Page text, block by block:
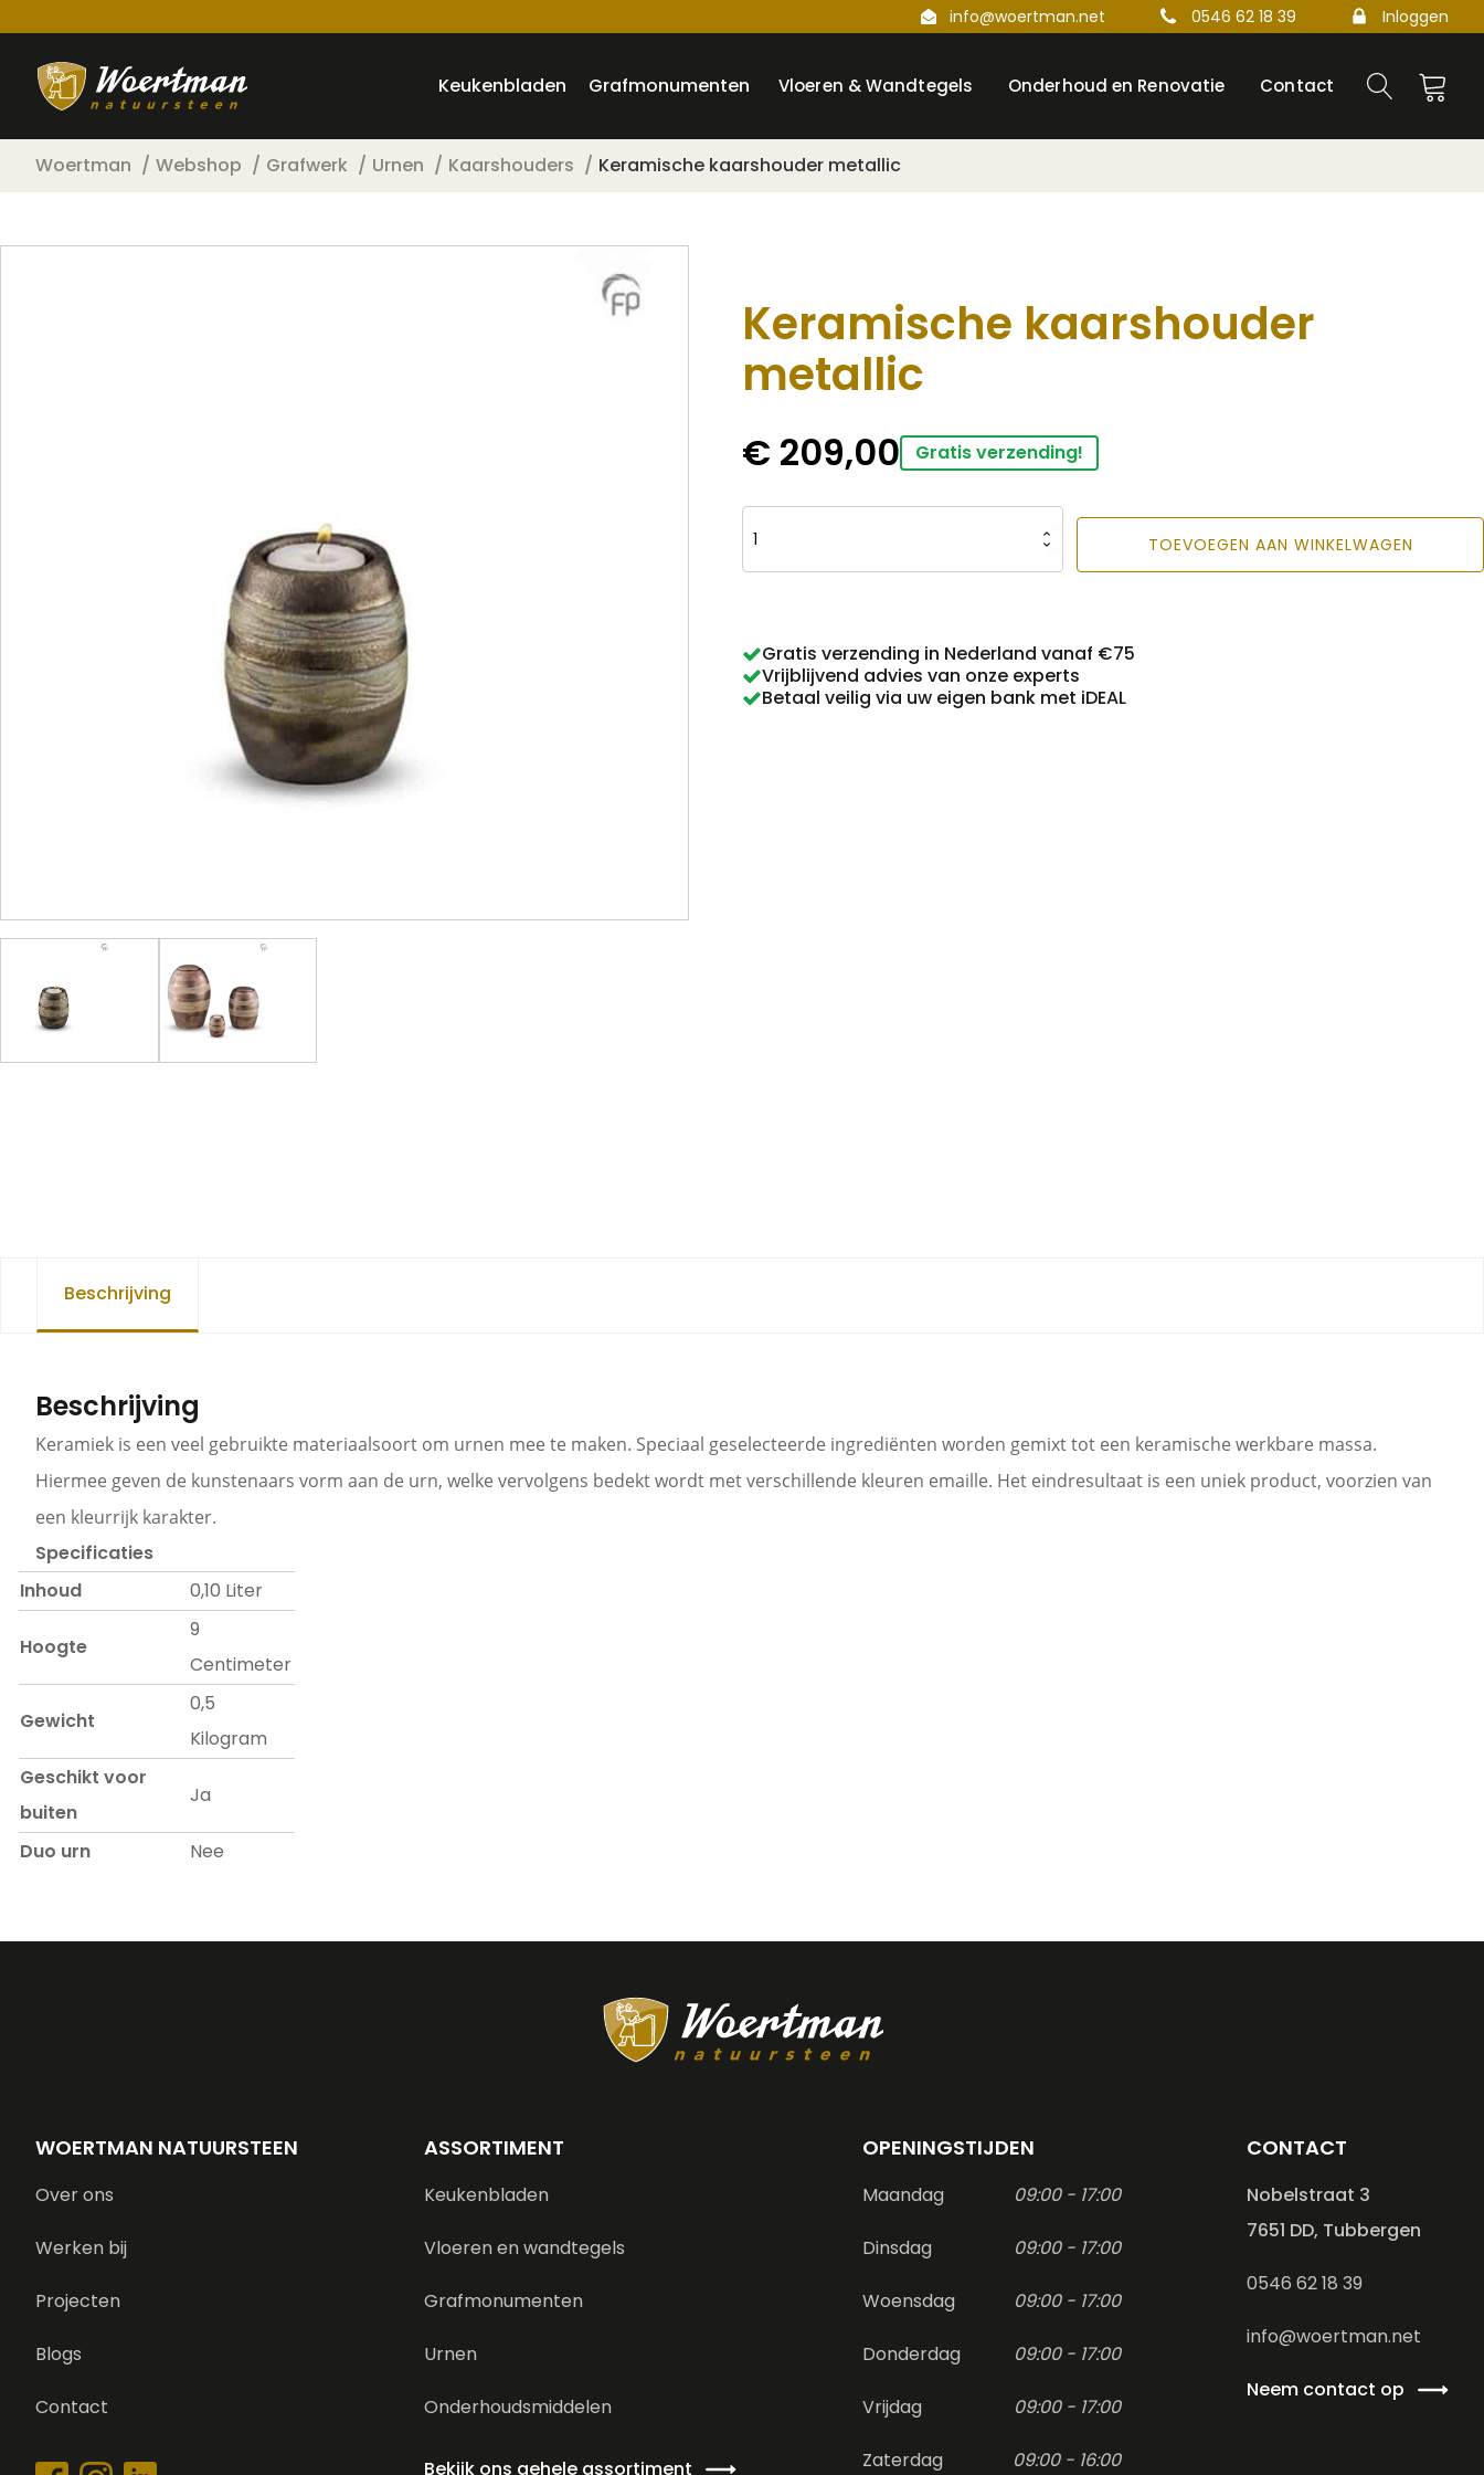
info@woertman.net 0546 62 18 39 Inloggen
Keukenbladen Grafmonumenten Vloeren & Wandtegels Onderhoud en Renovatie Contact
Woertman Webshop Grafwerk Urnen Kaarshouders Keramische kaarshouder metallic
Keramische kaarshouder
metallic
€ 209,00 Gratis verzending!
Keramische
kaarshouder
TOEVOEGEN AAN WINKELWAGEN
Gratis verzending in Nederland vanaf €75
Vrijblijvend advies van onze experts
Betaal veilig via uw eigen bank met iDEAL
Beschrijving
Beschrijving
Keramiek is een veel gebruikte materiaalsoort om urnen mee te maken. Speciaal geselecteerde ingrediënten worden gemixt tot een keramische werkbare massa.
Hiermee geven de kunstenaars vorm aan de urn, welke vervolgens bedekt wordt met verschillende kleuren emaille. Het eindresultaat is een uniek product, voorzien van
een kleurrijk karakter.
Specificaties
Inhoud
0,10 Liter
Hoogte
9
Centimeter
Gewicht
0,5
Kilogram
Geschikt voor
buiten
Ja
Duo urn Nee
WOERTMAN NATUURSTEEN
Over ons
Werken bij
Projecten
Blogs
Contact
ASSORTIMENT
Keukenbladen
Vloeren en wandtegels
Grafmonumenten
Urnen
Onderhoudsmiddelen
Bekijk ons gehele assortiment
OPENINGSTIJDEN
Maandag 09:00 - 17:00
Dinsdag 09:00 - 17:00
Woensdag 09:00 - 17:00
Donderdag 09:00 - 17:00
Vrijdag 09:00 - 17:00
Zaterdag 09:00 - 16:00
CONTACT
Nobelstraat 3
7651 DD, Tubbergen
0546 62 18 39
info@woertman.net
Neem contact op